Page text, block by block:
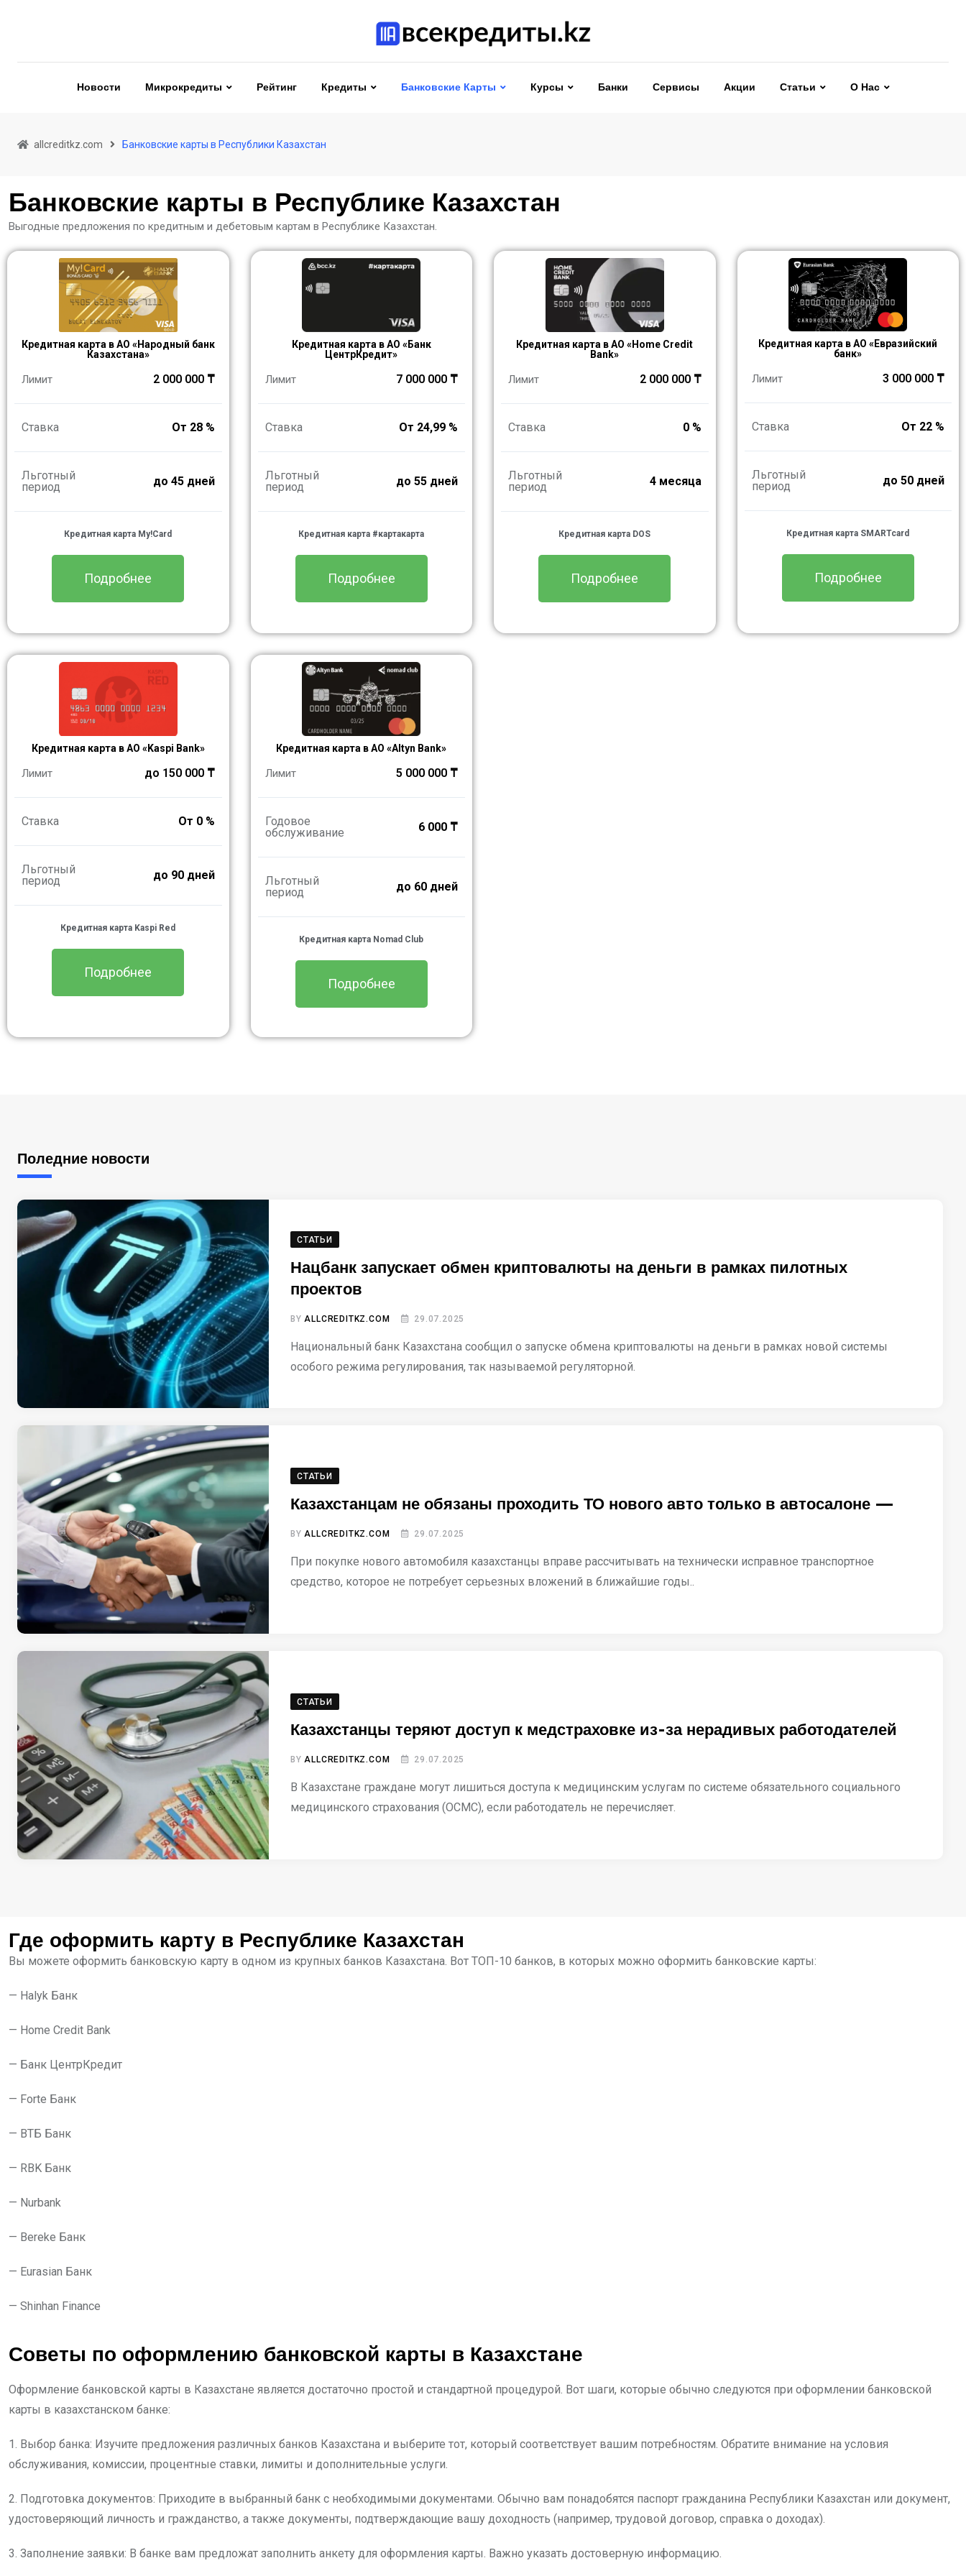
Новости Микрокредиты Рейтинг Кредиты Банковские Карты Курсы Банки Сервисы Акции Статьи О Нас
allcreditkz.com Банковские карты в Республики Казахстан
Банковские карты в Республике Казахстан
Выгодные предложения по кредитным и дебетовым картам в Республике Казахстан.
Кредитная карта в АО «Народный банк
Казахстана» ​
Лимит 2 000 000 ₸
Ставка От 28 %
Льготный
период
до 45 дней
Кредитная карта My!Card
Подробнее
Кредитная карта в АО «Банк
ЦентрКредит»
Лимит 7 000 000 ₸
Ставка От 24,99 %
Льготный
период
до 55 дней
Кредитная карта #картакарта
Подробнее
Кредитная карта в АО «Home Credit
Bank»
Лимит 2 000 000 ₸
Ставка 0 %
Льготный
период
4 месяца
Кредитная карта DOS
Подробнее
Кредитная карта в АО «Евразийский
банк»
Лимит 3 000 000 ₸
Ставка От 22 %
Льготный
период
до 50 дней
Кредитная карта SMARTcard
Подробнее
Кредитная карта в АО «Kaspi Bank»
Лимит до 150 000 ₸
Ставка От 0 %
Льготный
период
до 90 дней
Кредитная карта Kaspi Red
Подробнее
Кредитная карта в АО «Altyn Bank»
Лимит 5 000 000 ₸
Годовое
обслуживание
6 000 ₸
Льготный
период
до 60 дней
Кредитная карта Nomad Club
Подробнее
Поледние новости
СТАТЬИ
Нацбанк запускает обмен криптовалюты на деньги в рамках пилотных
проектов
BYALLCREDITKZ.COM 29.07.2025
Национальный банк Казахстана сообщил о запуске обмена криптовалюты на деньги в рамках новой системы
особого режима регулирования, так называемой регуляторной.
СТАТЬИ
Казахстанцам не обязаны проходить ТО нового авто только в автосалоне —
BYALLCREDITKZ.COM 29.07.2025
При покупке нового автомобиля казахстанцы вправе рассчитывать на технически исправное транспортное
средство, которое не потребует серьезных вложений в ближайшие годы..
СТАТЬИ
Казахстанцы теряют доступ к медстраховке из-за нерадивых работодателей
BYALLCREDITKZ.COM 29.07.2025
В Казахстане граждане могут лишиться доступа к медицинским услугам по системе обязательного социального
медицинского страхования (ОСМС), если работодатель не перечисляет.
Где оформить карту в Республике Казахстан
Вы можете оформить банковскую карту в одном из крупных банков Казахстана. Вот ТОП-10 банков, в которых можно оформить банковские карты:
— Halyk Банк
— Home Credit Bank
— Банк ЦентрКредит
— Forte Банк
— ВТБ Банк
— RBK Банк
— Nurbank
— Bereke Банк
— Eurasian Банк
— Shinhan Finance
Советы по оформлению банковской карты в Казахстане
Оформление банковской карты в Казахстане является достаточно простой и стандартной процедурой. Вот шаги, которые обычно следуются при оформлении банковской
карты в казахстанском банке:
1. Выбор банка: Изучите предложения различных банков Казахстана и выберите тот, который соответствует вашим потребностям. Обратите внимание на условия
обслуживания, комиссии, процентные ставки, лимиты и дополнительные услуги.
2. Подготовка документов: Приходите в выбранный банк с необходимыми документами. Обычно вам понадобятся паспорт гражданина Республики Казахстан или документ,
удостоверяющий личность и гражданство, а также документы, подтверждающие вашу доходность (например, трудовой договор, справка о доходах).
3. Заполнение заявки: В банке вам предложат заполнить анкету для оформления карты. Важно указать достоверную информацию.